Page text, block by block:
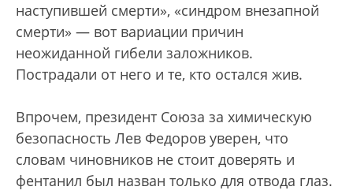
наступившей смерти», «синдром внезапной
смерти» — вот вариации причин
неожиданной гибели заложников.
Пострадали от него и те, кто остался жив.
Впрочем, президент Союза за химическую
безопасность Лев Федоров уверен, что
словам чиновников не стоит доверять и
фентанил был назван только для отвода глаз.